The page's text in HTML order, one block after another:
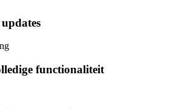
functionaliteit